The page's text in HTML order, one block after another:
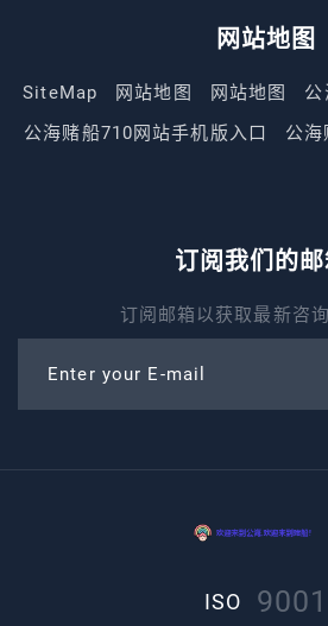
网站地图
SiteMap 网站地图 网站地图
公
公海赌船710网站手机版入口
公
订阅我们的
订阅邮箱以获取最新咨
Enter your E-mail
ISO 9001